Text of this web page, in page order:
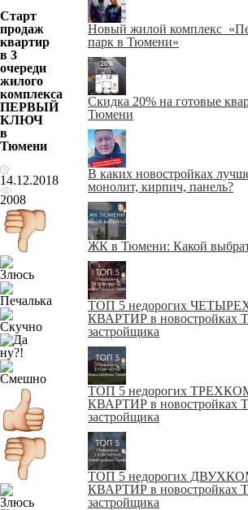
Старт
продаж
квартир
в 3
очереди
жилого
комплекса
ПЕРВЫЙ
КЛЮЧ
в
Тюмени
14.12.2018
2008
Новый жилой комплекс
парк в Тюмени»
Скидка 20% на готовые
Тюмени
В каких новостройках
монолит, кирпич, панель?
ЖК в Тюмени: Какой
ТОП 5 недорогих
КВАРТИР в новостройках
застройщика
ТОП 5 недорогих
КВАРТИР в новостройках
застройщика
ТОП 5 недорогих
КВАРТИР в новостройках
застройщика